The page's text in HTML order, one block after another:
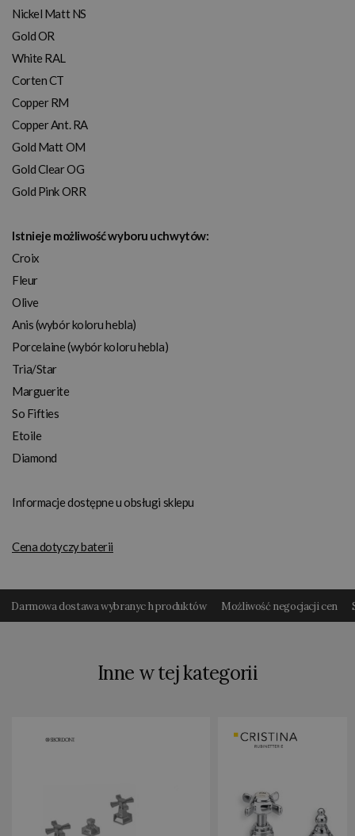
Nickel Matt NS
Gold OR
White RAL
Corten CT
Copper RM
Copper Ant. RA
Gold Matt OM
Gold Clear OG
Gold Pink ORR
Istnieje możliwość wyboru uchwytów:
Croix
Fleur
Olive
Anis (wybór koloru hebla)
Porcelaine (wybór koloru hebla)
Tria/Star
Marguerite
So Fifties
Etoile
Diamond
Informacje dostępne u obsługi sklepu
Cena dotyczy baterii
Darmowa dostawa wybranyc h produktów Możliwość negocjacji cen
Inne w tej kategorii